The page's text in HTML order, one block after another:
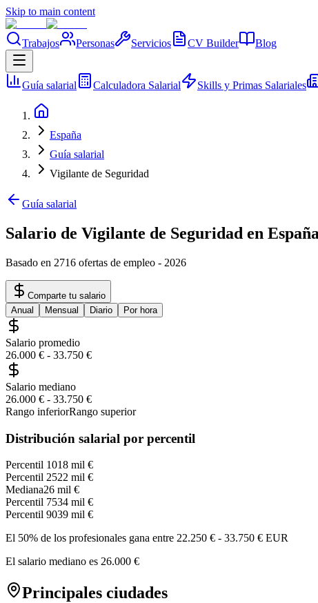
Skip to main content
Trabajos Personas Servicios CV Builder Blog
Guía salarial Calculadora Salarial Skills y Primas Salariales
España
Guía salarial
Vigilante de Seguridad
Guía salarial
Salario de Vigilante de Seguridad en España
Basado en 2716 ofertas de empleo - 2026
Comparte tu salario
Anual
Mensual Diario Por hora
Salario promedio
26.000 € - 33.750 €
Salario mediano
26.000 € - 33.750 €
Rango inferiorRango superior
Distribución salarial por percentil
Percentil 1018 mil €
Percentil 2522 mil €
Mediana26 mil €
Percentil 7534 mil €
Percentil 9039 mil €
El 50% de los profesionales gana entre 22.250 € - 33.750 € EUR
El salario mediano es 26.000 €
Principales ciudades